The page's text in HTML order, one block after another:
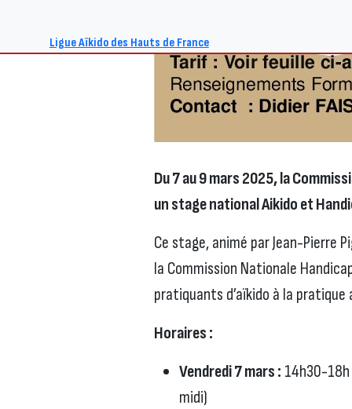
Ligue Aïkido des Hauts de France
Du 7 au 9 mars 2025, la
un stage national Aikido et
Ce stage, animé par Jean-Pierre
la Commission Nationale
pratiquants d’aïkido à la
Horaires :
Vendredi 7 mars : 14h30-
midi)